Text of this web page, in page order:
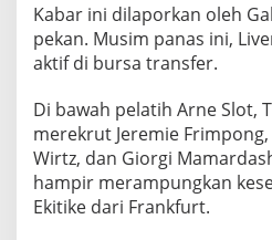
P
E
R
G
A
N
I
B
R
A
Kabar ini dilaporkan oleh
pekan. Musim panas ini,
aktif di bursa transfer.
Di bawah pelatih Arne Slot,
merekrut Jeremie
Wirtz, dan Giorgi
hampir merampungkan
Ekitike dari Frankfurt.